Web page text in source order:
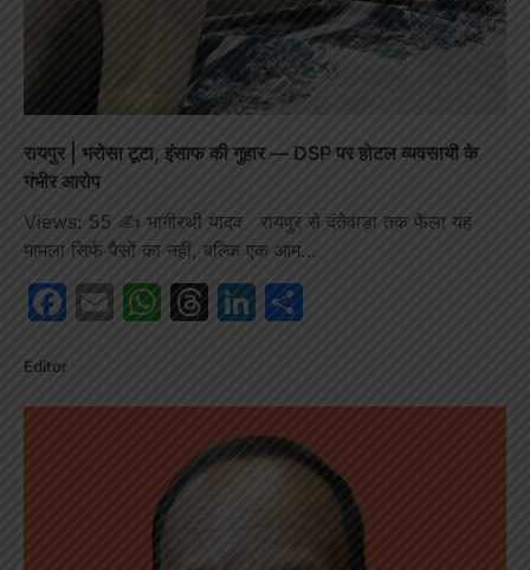
रायपुर | भरोसा टूटा, इंसाफ की गुहार — DSP पर होटल व्यवसायी के
गंभीर आरोप
Views: 55 ✍️ भागीरथी यादव रायपुर से दंतेवाड़ा तक फैला यह
मामला सिर्फ पैसों का नहीं, बल्कि एक आम…
Facebook
EmailWhatsApp
Threads
LinkedIn
Editor